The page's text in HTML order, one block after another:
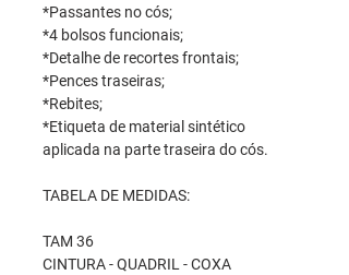
*Passantes no cós;
*4 bolsos funcionais;
*Detalhe de recortes frontais;
*Pences traseiras;
*Rebites;
*Etiqueta de material sintético
aplicada na parte traseira do cós.
TABELA DE MEDIDAS:
TAM 36
CINTURA - QUADRIL - COXA